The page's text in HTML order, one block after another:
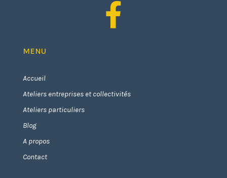

MENU
Accueil
Ateliers entreprises et collectivités
Ateliers particuliers
Blog
A propos
Contact